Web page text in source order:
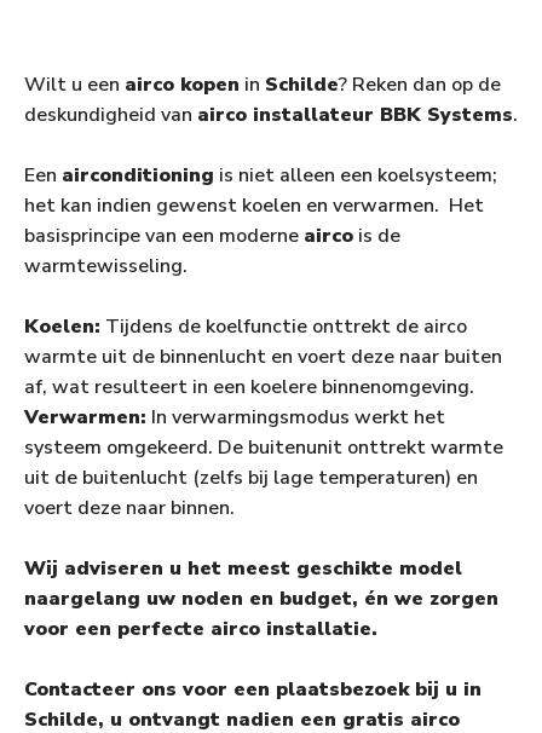
Wilt u een airco kopen in Schilde? Reken dan op de
deskundigheid van airco installateur BBK Systems.
Een airconditioning is niet alleen een koelsysteem;
het kan indien gewenst koelen en verwarmen. Het
basisprincipe van een moderne airco is de
warmtewisseling.
Koelen: Tijdens de koelfunctie onttrekt de airco
warmte uit de binnenlucht en voert deze naar buiten
af, wat resulteert in een koelere binnenomgeving.
Verwarmen: In verwarmingsmodus werkt het
systeem omgekeerd. De buitenunit onttrekt warmte
uit de buitenlucht (zelfs bij lage temperaturen) en
voert deze naar binnen.
Wij adviseren u het meest geschikte model
naargelang uw noden en budget, én we zorgen
voor een perfecte airco installatie.
Contacteer ons voor een plaatsbezoek bij u in
Schilde, u ontvangt nadien een gratis airco